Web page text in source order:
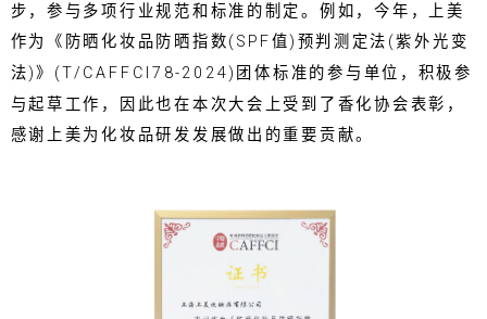
步，参与多项行业规范和标准的制定。例如，今年，上美
作为《防晒化妆品防晒指数(SPF值)预判测定法(紫外光变
法)》(T/CAFFCI78-2024)团体标准的参与单位，积极参
与起草工作，因此也在本次大会上受到了香化协会表彰，
感谢上美为化妆品研发发展做出的重要贡献。